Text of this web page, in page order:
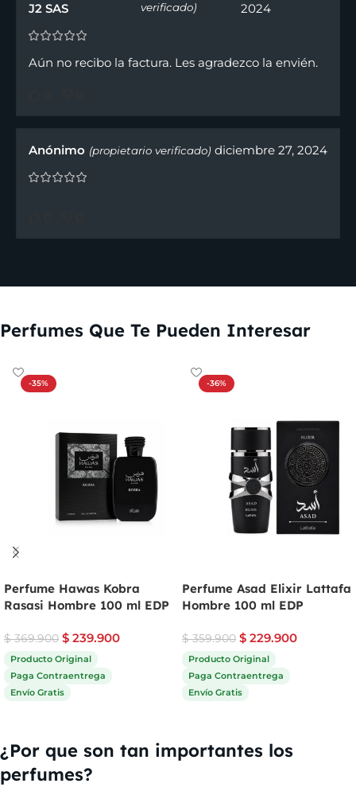
J2 SAS
verificado)
2024
Aún no recibo la factura. Les agradezco la envién.
Anónimo (propietario verificado) diciembre 27, 2024
Perfumes Que Te Pueden Interesar
-35%
Perfume Hawas Kobra
Rasasi Hombre 100 ml EDP
$369.900 $ 239.900
Producto Original
Paga Contraentrega
Envío Gratis
-36%
Perfume Asad Elixir Lattafa
Hombre 100 ml EDP
$359.900 $ 229.900
Producto Original
Paga Contraentrega
Envío Gratis
¿Por que son tan importantes los
perfumes?